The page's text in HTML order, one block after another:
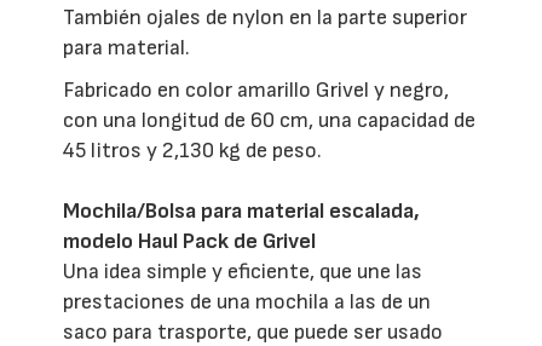
También ojales de nylon en la parte superior
para material.
Fabricado en color amarillo Grivel y negro,
con una longitud de 60 cm, una capacidad de
45 litros y 2,130 kg de peso.
Mochila/Bolsa para material escalada,
modelo Haul Pack de Grivel
Una idea simple y eficiente, que une las
prestaciones de una mochila a las de un
saco para trasporte, que puede ser usado